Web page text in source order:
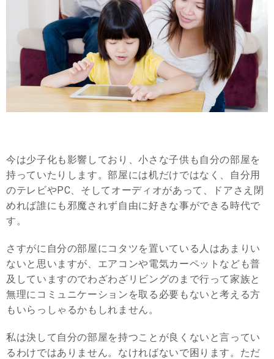
今は少子化も影響しており、小さな子供も自分の部屋を
持っていたりします。部屋には机だけではなく、自分用
のテレビやPC、そしてオーディオがあって、ドアさえ閉
めれば誰にも邪魔されず自由に好きな事ができる時代で
す。
さすがに自分の部屋にコタツを置いている人はあまりい
ないと思いますが、エアコンや電気カーペットなども普
及していますのでわざわざリビングのまで行って家族と
無理にコミュニケーションを取る必要もないと考える方
もいらっしゃるかもしれません。
私は決して自分の部屋を持つことが良くないと言ってい
るわけではありません。なければないで困ります。ただ